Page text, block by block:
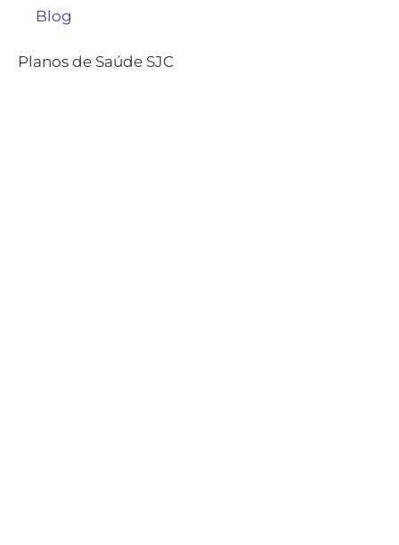
Blog
Planos de Saúde SJC